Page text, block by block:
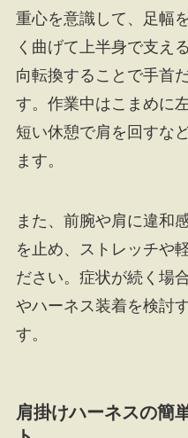
重心を意識して、足幅
く曲げて上半身で支え
向転換することで手首
す。作業中はこまめに
短い休憩で肩を回すな
ます。
また、前腕や肩に違和
を止め、ストレッチや
ださい。症状が続く場
やハーネス装着を検討
す。
肩掛けハーネスの簡